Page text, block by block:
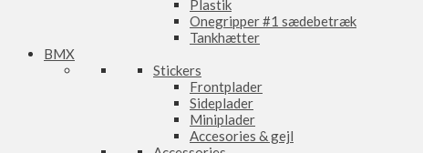
Plastik
Onegripper #1 sædebetræk
Tankhætter
BMX
Stickers
Frontplader
Sideplader
Miniplader
Accesories & gejl